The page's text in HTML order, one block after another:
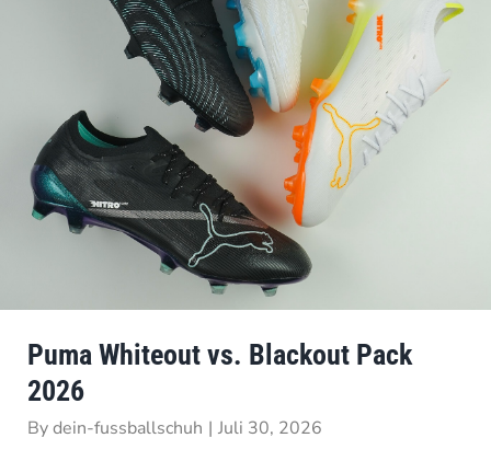
Puma Whiteout vs. Blackout Pack
2026
Bydein-fussballschuh | Juli 30, 2026